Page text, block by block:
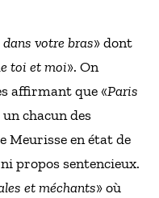
votre bras» dont
toi et moi». On
affirmant que «Paris
chacun des
Meurisse en état de
propos sentencieux.
et méchants» où